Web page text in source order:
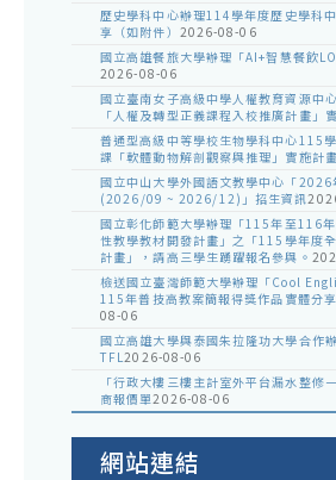
歷史學科中心辦理114學年度歷史學科
享（如附件） 2026-08-06
國立高雄餐旅大學辦理「AI+智慧餐飲
2026-08-06
國立臺南女子高級中學人權教育資源中
「人權及轉型正義課程入校推廣計畫」
普通型高級中等學校生物學科中心115
課「軟體動物解剖觀察與推理」實施計
國立中山大學外國語文教學中心「2026
(2026/09 ~ 2026/12)」招生資訊
國立彰化師範大學辦理「115年至116
性教學教材開發計畫」之「115學年度
計畫」，請高三學生踴躍報名參與。
檢送國立臺灣師範大學辦理「Cool
115年普技高教案簡報得獎作品實體分
08-06
國立高雄大學與泰國朱拉隆功大學合作
TFL2026-08-06
「行政大樓三樓主計室外平台漏水整修
商報價單2026-08-06
網站連結